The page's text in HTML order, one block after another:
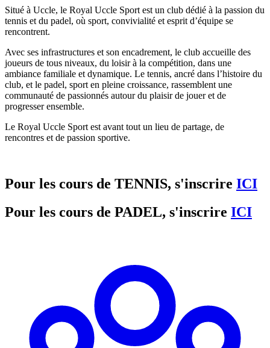
Situé à Uccle, le Royal Uccle Sport est un club dédié à la passion du
tennis et du padel, où sport, convivialité et esprit d’équipe se
rencontrent.
Avec ses infrastructures et son encadrement, le club accueille des
joueurs de tous niveaux, du loisir à la compétition, dans une
ambiance familiale et dynamique. Le tennis, ancré dans l’histoire du
club, et le padel, sport en pleine croissance, rassemblent une
communauté de passionnés autour du plaisir de jouer et de
progresser ensemble.
Le Royal Uccle Sport est avant tout un lieu de partage, de
rencontres et de passion sportive.
Pour les cours de TENNIS, s'inscrire ICI
Pour les cours de PADEL, s'inscrire ICI